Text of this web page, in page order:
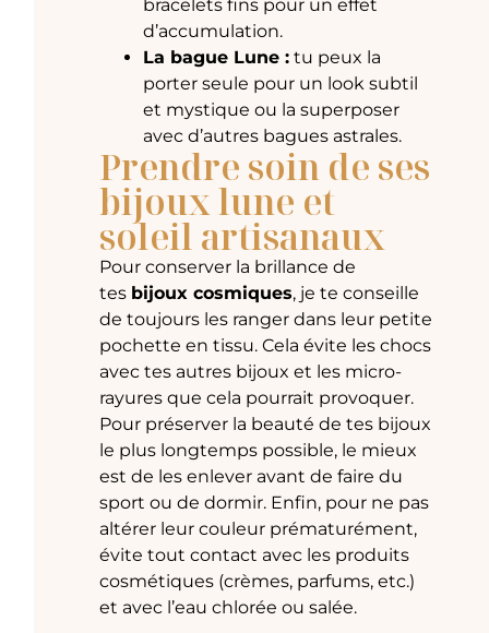
bracelets fins pour un effet
d’accumulation.
La bague Lune : tu peux la
porter seule pour un look subtil
et mystique ou la superposer
avec d’autres bagues astrales.
Prendre soin de ses
bijoux lune et
soleil artisanaux
Pour conserver la brillance de
tes bijoux cosmiques, je te conseille
de toujours les ranger dans leur petite
pochette en tissu. Cela évite les chocs
avec tes autres bijoux et les micro-
rayures que cela pourrait provoquer.
Pour préserver la beauté de tes bijoux
le plus longtemps possible, le mieux
est de les enlever avant de faire du
sport ou de dormir. Enfin, pour ne pas
altérer leur couleur prématurément,
évite tout contact avec les produits
cosmétiques (crèmes, parfums, etc.)
et avec l’eau chlorée ou salée.